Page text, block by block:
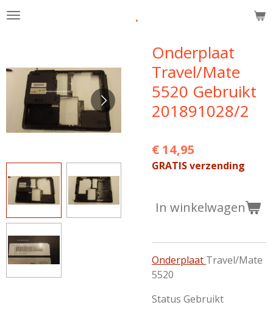
Ga
hoofdinhoud
.
Onderplaat
Travel/Mate
5520 Gebruikt
201891028/2
€ 14,95
GRATIS verzending
In winkelwagen
Onderplaat Travel/Mate
5520
Status Gebruikt